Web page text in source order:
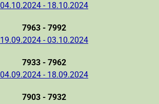
04.10.2024 - 18.10.2024
7963 - 7992
19.09.2024 - 03.10.2024
7933 - 7962
04.09.2024 - 18.09.2024
7903 - 7932